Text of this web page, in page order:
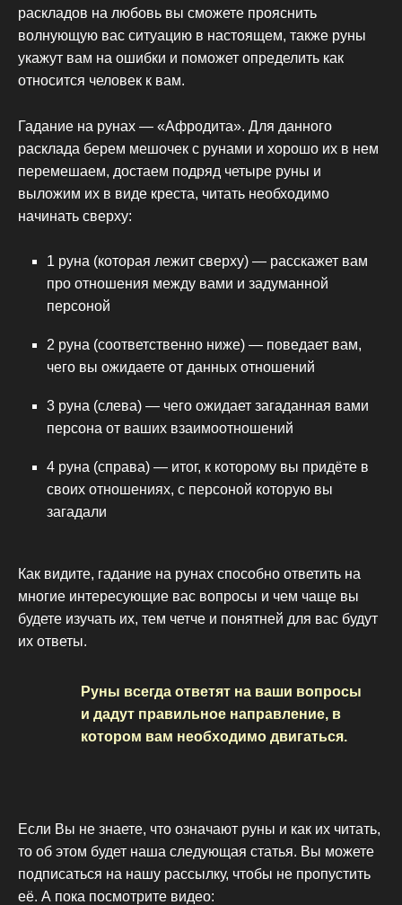
раскладов на любовь вы сможете прояснить
волнующую вас ситуацию в настоящем, также руны
укажут вам на ошибки и поможет определить как
относится человек к вам.
Гадание на рунах — «Афродита». Для данного
расклада берем мешочек с рунами и хорошо их в нем
перемешаем, достаем подряд четыре руны и
выложим их в виде креста, читать необходимо
начинать сверху:
1 руна (которая лежит сверху) — расскажет вам
про отношения между вами и задуманной
персоной
2 руна (соответственно ниже) — поведает вам,
чего вы ожидаете от данных отношений
3 руна (слева) — чего ожидает загаданная вами
персона от ваших взаимоотношений
4 руна (справа) — итог, к которому вы придёте в
своих отношениях, с персоной которую вы
загадали
Как видите, гадание на рунах способно ответить на
многие интересующие вас вопросы и чем чаще вы
будете изучать их, тем четче и понятней для вас будут
их ответы.
Руны всегда ответят на ваши вопросы
и дадут правильное направление, в
котором вам необходимо двигаться.
Если Вы не знаете, что означают руны и как их читать,
то об этом будет наша следующая статья. Вы можете
подписаться на нашу рассылку, чтобы не пропустить
её. А пока посмотрите видео: